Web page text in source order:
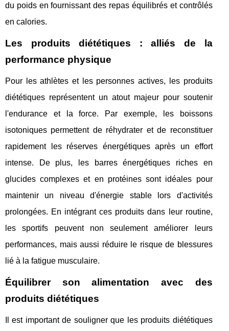
du poids en fournissant des repas équilibrés et contrôlés
en calories.
Les produits diététiques : alliés de la
performance physique
Pour les athlètes et les personnes actives, les produits
diététiques représentent un atout majeur pour soutenir
l'endurance et la force. Par exemple, les boissons
isotoniques permettent de réhydrater et de reconstituer
rapidement les réserves énergétiques après un effort
intense. De plus, les barres énergétiques riches en
glucides complexes et en protéines sont idéales pour
maintenir un niveau d'énergie stable lors d'activités
prolongées. En intégrant ces produits dans leur routine,
les sportifs peuvent non seulement améliorer leurs
performances, mais aussi réduire le risque de blessures
lié à la fatigue musculaire.
Équilibrer son alimentation avec des
produits diététiques
Il est important de souligner que les produits diététiques